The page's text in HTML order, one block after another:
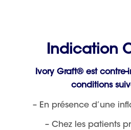
Indication
Ivory Graft® est
conditions
– En présence d’une
– Chez les patients